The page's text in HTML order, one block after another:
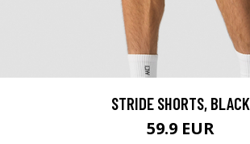
STRIDE SHORTS, BLACK
59.9 EUR